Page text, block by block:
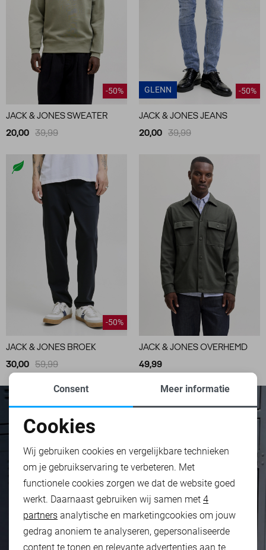
-50%
JACK & JONES SWEATER
20,00 39,99
GLENN -50%
JACK & JONES JEANS
20,00 39,99
-50%
JACK & JONES BROEK
30,00 59,99
JACK & JONES OVERHEMD
49,99
Noodzakelijke cookies
Personalisatie cookies
Analytische cookies
Marketing cookies
Consent Meer informatie
Cookies
Wij gebruiken cookies en vergelijkbare technieken
om je gebruikservaring te verbeteren. Met
functionele cookies zorgen we dat de website goed
werkt. Daarnaast gebruiken wij samen met 4
partners analytische en marketingcookies om jouw
gedrag anoniem te analyseren, gepersonaliseerde
content te tonen en relevante advertenties aan te